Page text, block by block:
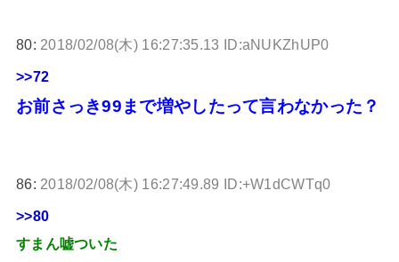
80: 2018/02/08(木) 16:27:35.13 ID:aNUKZhUP0
>>72
お前さっき99まで増やしたって言わなかった？
86: 2018/02/08(木) 16:27:49.89 ID:+W1dCWTq0
>>80
すまん嘘ついた